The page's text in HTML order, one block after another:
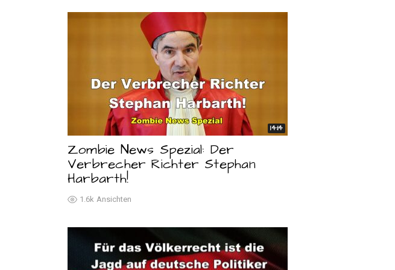
14:14
1.6k Ansichten
Zombie News Spezial: Der
Verbrecher Richter Stephan
Harbarth!